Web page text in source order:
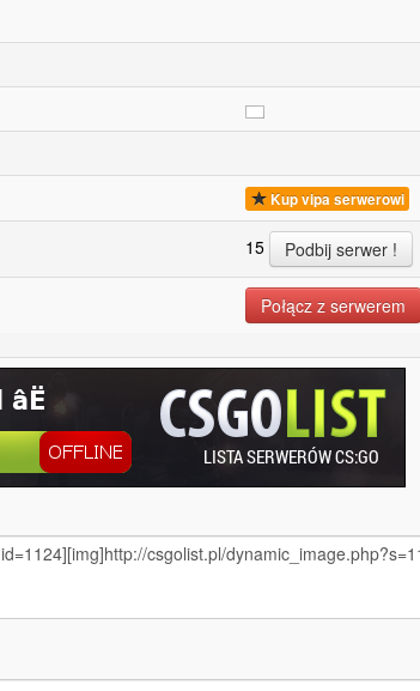
Kup vipa serwerowi
15
Połącz z serwerem